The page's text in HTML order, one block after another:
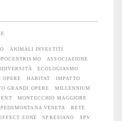
ANIMALI INVESTITI
ASSOCIAZIONE
ECOLOGIASMO
OPERE HABITAT
IMPATTO
GRANDI OPERE
MILLENNIUM
MONTECCHIO MAGGIORE
PEDEMONTANA VENETA
RETE
ZONE SPRESIANO
SPV